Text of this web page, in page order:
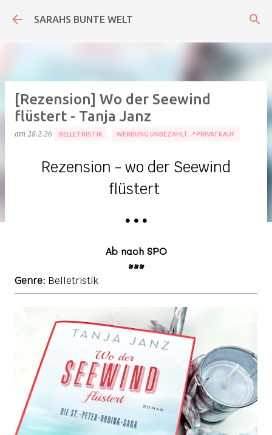
Direkt zum Hauptbereich
SARAHS BUNTE WELT
[Rezension] Wo der Seewind
flüstert - Tanja Janz
am 28.2.26 BELLETRISTIK WERBUNG UNBEZAHLT 📍PRIVATKAUF
Rezension - wo der Seewind
flüstert
• • •
Ab nach SPO
•••
Genre: Belletristik